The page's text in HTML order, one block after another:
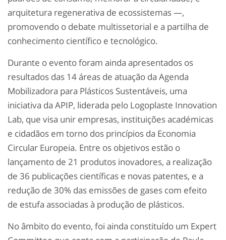
arquitetura regenerativa de ecossistemas —,
promovendo o debate multissetorial e a partilha de
conhecimento científico e tecnológico.
Durante o evento foram ainda apresentados os
resultados das 14 áreas de atuação da Agenda
Mobilizadora para Plásticos Sustentáveis, uma
iniciativa da APIP, liderada pelo Logoplaste Innovation
Lab, que visa unir empresas, instituições académicas
e cidadãos em torno dos princípios da Economia
Circular Europeia. Entre os objetivos estão o
lançamento de 21 produtos inovadores, a realização
de 36 publicações científicas e novas patentes, e a
redução de 30% das emissões de gases com efeito
de estufa associadas à produção de plásticos.
No âmbito do evento, foi ainda constituído um Expert